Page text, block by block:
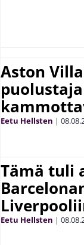
Aston
Eetu Hellsten |
Tämä tuli
Eetu Hellsten |